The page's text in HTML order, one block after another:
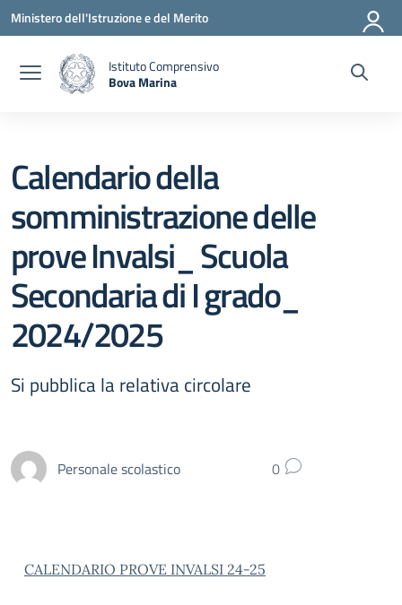
Vai ai contenuti
Vai al menu di navigazione
Vai al footer
Ministero dell'Istruzione e del Merito
Istituto Comprensivo
Bova Marina
Calendario della
somministrazione delle
prove Invalsi_ Scuola
Secondaria di I grado_
2024/2025
Si pubblica la relativa circolare
Personale scolastico 0
CALENDARIO PROVE INVALSI 24-25